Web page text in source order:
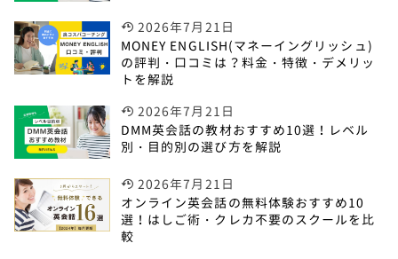
2026年7月21日
MONEY ENGLISH(マネーイングリッシュ)
の評判・口コミは？料金・特徴・デメリッ
トを解説
2026年7月21日
DMM英会話の教材おすすめ10選！レベル
別・目的別の選び方を解説
2026年7月21日
オンライン英会話の無料体験おすすめ10
選！はしご術・クレカ不要のスクールを比
較